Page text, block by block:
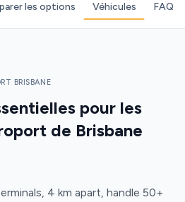
les options Véhicules FAQ
BRISBANE
pour les
de Brisbane
4 km apart, handle 50+